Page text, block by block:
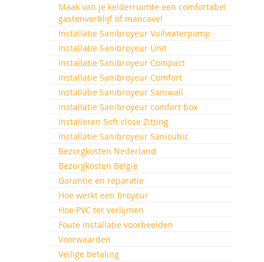
Maak van je kelderruimte een comfortabel
gastenverblijf of mancave!
Installatie Sanibroyeur Vuilwaterpomp
Installatie Sanibroyeur Unit
Installatie Sanibroyeur Compact
Installatie Sanibroyeur Comfort
Installatie Sanibroyeur Saniwall
installatie Sanibroyeur comfort box
Installeren Soft close Zitting
installatie Sanibroyeur Sanicubic
Bezorgkosten Nederland
Bezorgkosten België
Garantie en reparatie
Hoe werkt een broyeur
Hoe PVC ter verlijmen
Foute installatie voorbeelden
Voorwaarden
Veilige betaling